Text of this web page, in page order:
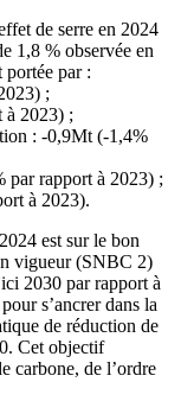
de serre en 2024
1,8 % observée en
par :
;
2023) ;
: -0,9Mt (-1,4%
par rapport à 2023) ;
à 2023).
est sur le bon
vigueur (SNBC 2)
2030 par rapport à
s’ancrer dans la
de réduction de
Cet objectif
carbone, de l’ordre